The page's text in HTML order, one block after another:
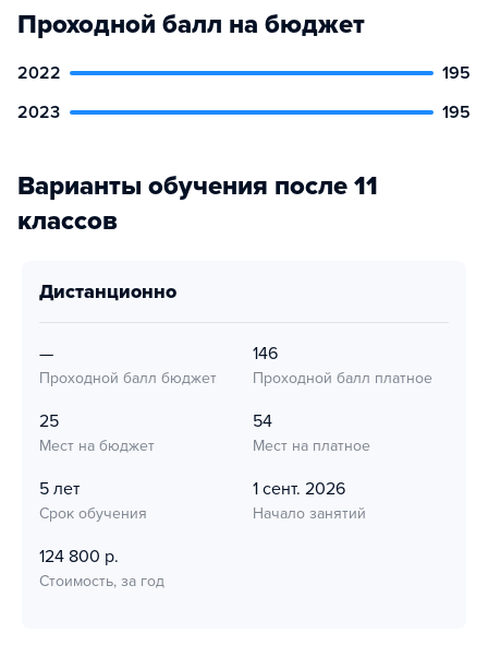
Проходной балл на бюджет
2022
195
2023
195
Варианты обучения после 11
классов
дистанционно
—
Проходной балл бюджет
146
Проходной балл платное
25
Мест на бюджет
54
Мест на платное
5 лет
Срок обучения
1 сент. 2026
Начало занятий
124 800 р.
Стоимость, за год